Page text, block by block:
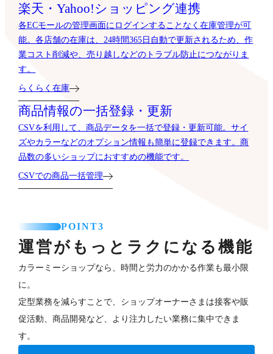
楽天・Yahoo!ショッピング連携
各ECモールの管理画面にログインすることなく在庫管理が可
能。各店舗の在庫は、24時間365日自動で更新されるため、作
業コスト削減や、売り越しなどのトラブル防止につながりま
す。
らくらく在庫
商品情報の一括登録・更新
CSVを利用して、商品データを一括で登録・更新可能。サイ
ズやカラーなどのオプション情報も簡単に登録できます。商
品数の多いショップにおすすめの機能です。
CSVでの商品一括管理
POINT3
運営がもっとラクになる機能
カラーミーショップなら、時間と労力のかかる作業も最小限
に。
定型業務を減らすことで、ショップオーナーさまは接客や販
促活動、商品開発など、より注力したい業務に集中できま
す。